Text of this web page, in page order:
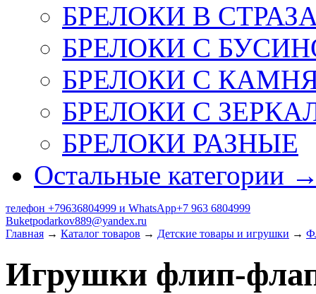
БРЕЛОКИ В
БРЕЛОКИ С
БРЕЛОКИ С
БРЕЛОКИ С
БРЕЛОКИ РАЗНЫЕ
Остальные категории
телефон +79636804999 и WhatsApp+7 963 6804999
Buketpodarkov889@yandex.ru
Главная → Каталог товаров → Детские товары и игрушки →
Игрушки флип-